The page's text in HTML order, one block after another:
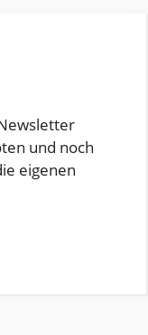
und noch
eigenen